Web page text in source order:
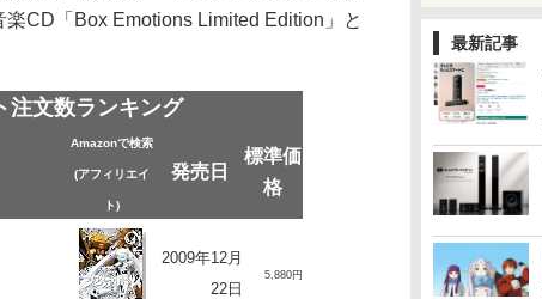
最新記事
CD「Box Emotions Limited Edition」と
注文数ランキング
Amazonで検索
(アフィリエイ
ト)
発売日
標準価
格
2009年12月
22日
5,880円